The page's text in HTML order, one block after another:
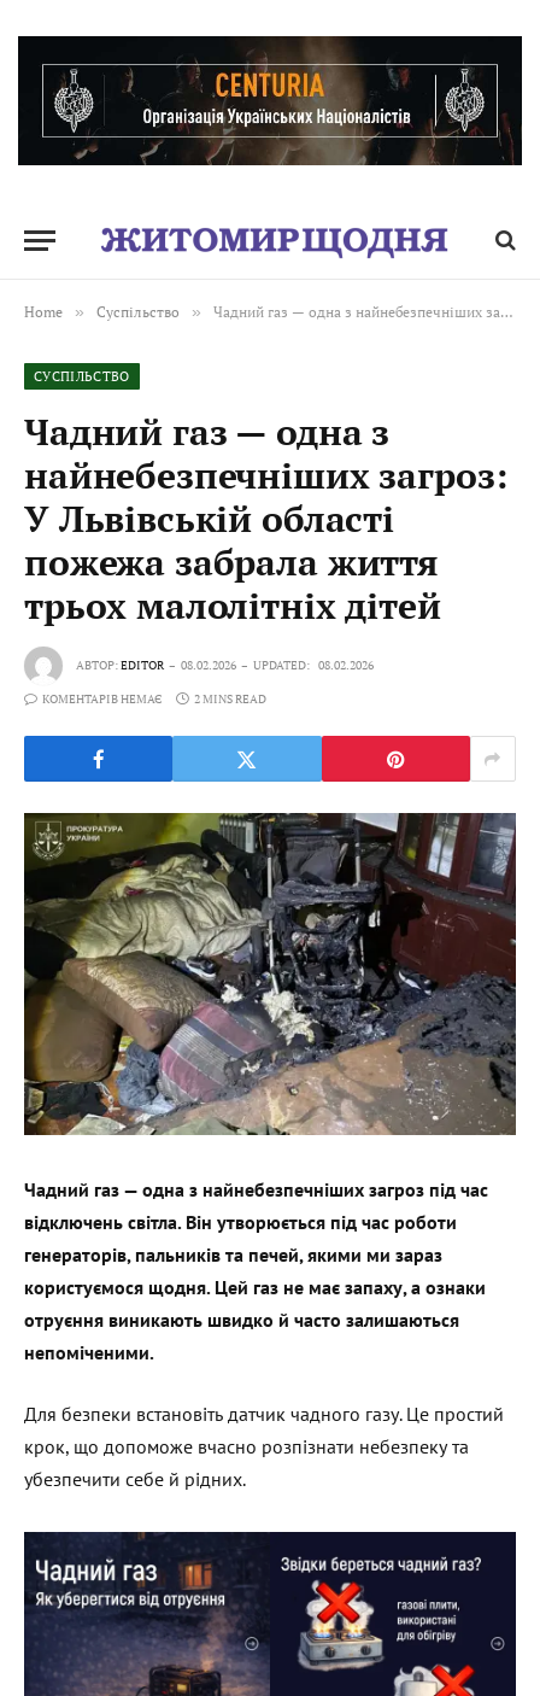
Home » Суспільство » Чадний газ — одна з найнебезпечніших загроз: У Львівській області пожежа забрала життя трьох малолітніх дітей
СУСПІЛЬСТВО
Чадний газ — одна з
найнебезпечніших загроз:
У Львівській області
пожежа забрала життя
трьох малолітніх дітей
АВТОР:EDITOR 08.02.2026 UPDATED: 08.02.2026
КОМЕНТАРІВ НЕМАЄ 2 MINS READ
Чадний газ — одна з найнебезпечніших загроз під час
відключень світла. Він утворюється під час роботи
генераторів, пальників та печей, якими ми зараз
користуємося щодня. Цей газ не має запаху, а ознаки
отруєння виникають швидко й часто залишаються
непоміченими.
Для безпеки встановіть датчик чадного газу. Це простий
крок, що допоможе вчасно розпізнати небезпеку та
убезпечити себе й рідних.